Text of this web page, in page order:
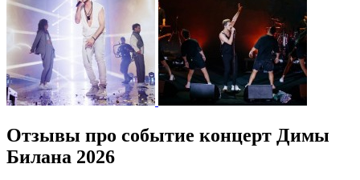
Отзывы про событие концерт Димы
Билана 2026